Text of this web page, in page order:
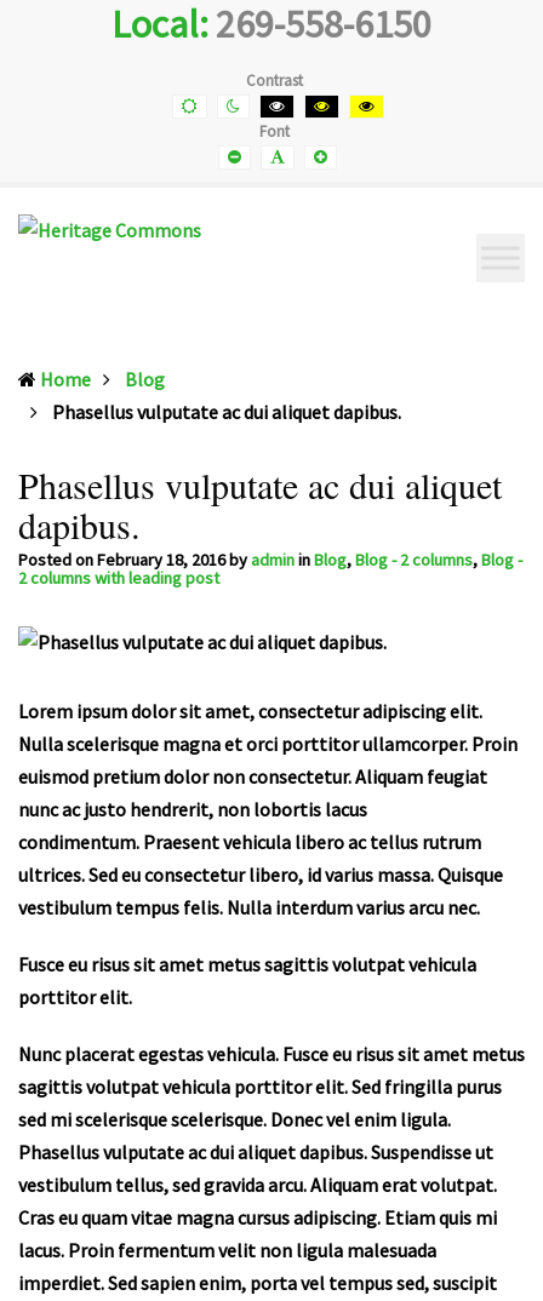
Local:269-558-6150
Contrast
Default
contrast
Night
contrast
Black
and
White
contrast
Black
and
Yellow
and
Font
Smaller Default
Font
Smaller
Home
Blog
Phasellus vulputate ac dui aliquet dapibus.(current)
Phasellus vulputate ac dui aliquet
dapibus.
Posted onFebruary 18, 2016byadmininBlog,Blog - 2 columns,Blog -
2 columns with leading post
Lorem ipsum dolor sit amet, consectetur adipiscing elit.
Nulla scelerisque magna et orci porttitor ullamcorper. Proin
euismod pretium dolor non consectetur. Aliquam feugiat
nunc ac justo hendrerit, non lobortis lacus
condimentum. Praesent vehicula libero ac tellus rutrum
ultrices. Sed eu consectetur libero, id varius massa. Quisque
vestibulum tempus felis. Nulla interdum varius arcu nec.
Fusce eu risus sit amet metus sagittis volutpat vehicula
porttitor elit.
Nunc placerat egestas vehicula. Fusce eu risus sit amet metus
sagittis volutpat vehicula porttitor elit. Sed fringilla purus
sed mi scelerisque scelerisque. Donec vel enim ligula.
Phasellus vulputate ac dui aliquet dapibus. Suspendisse ut
vestibulum tellus, sed gravida arcu. Aliquam erat volutpat.
Cras eu quam vitae magna cursus adipiscing. Etiam quis mi
lacus. Proin fermentum velit non ligula malesuada
imperdiet. Sed sapien enim, porta vel tempus sed, suscipit